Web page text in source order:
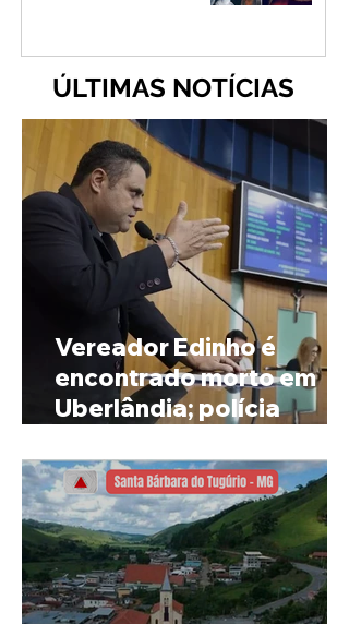
ÚLTIMAS NOTÍCIAS
Vereador Edinho é
encontrado morto em
Uberlândia; polícia